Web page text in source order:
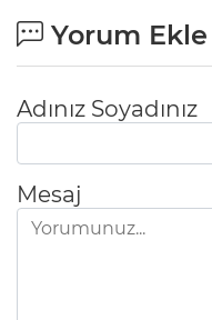
Yorum Ekle
Adınız Soyadınız
Mesaj